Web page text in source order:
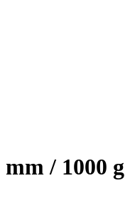
/ 1000 g